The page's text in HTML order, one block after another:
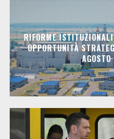
RIFORME
OPPORTUNITÀ